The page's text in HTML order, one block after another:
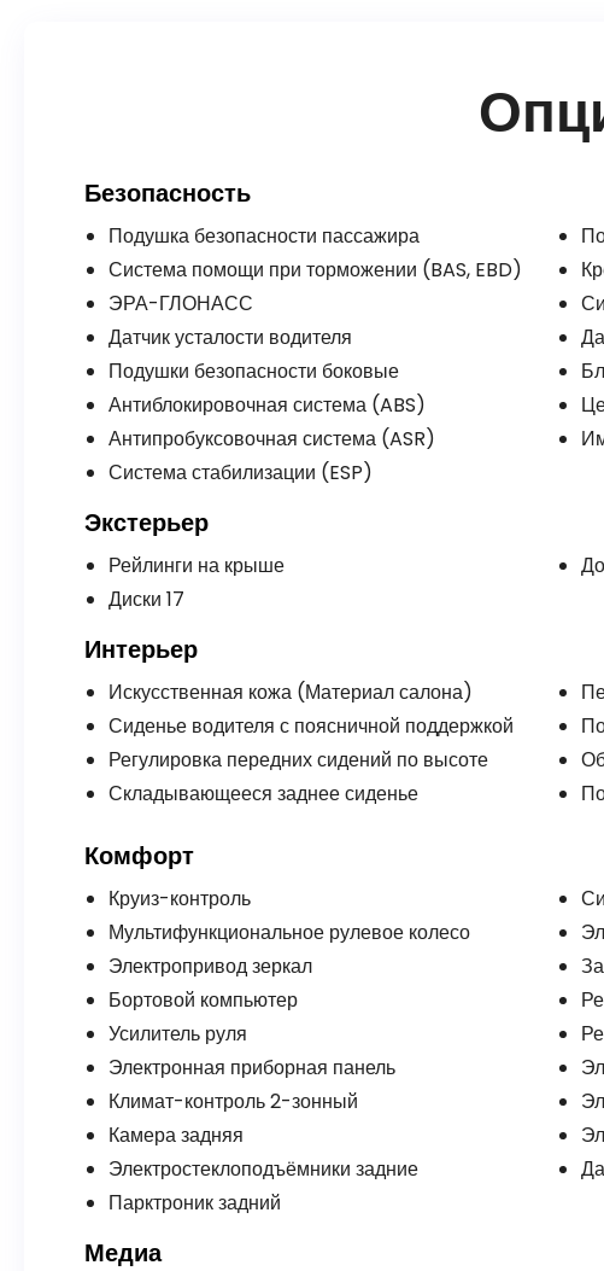
Безопасность
Подушка безопасности пассажира
Система помощи при торможении (BAS, EBD)
ЭРА-ГЛОНАСС
Датчик усталости водителя
Подушки безопасности боковые
Антиблокировочная система (ABS)
Антипробуксовочная система (ASR)
Система стабилизации (ESP)
Экстерьер
Рейлинги на крыше
Диски 17
Интерьер
Искусственная кожа (Материал салона)
Сиденье водителя с поясничной поддержкой
Регулировка передних сидений по высоте
Складывающееся заднее сиденье
Комфорт
Круиз-контроль
Мультифункциональное рулевое колесо
Электропривод зеркал
Бортовой компьютер
Усилитель руля
Электронная приборная панель
Климат-контроль 2-зонный
Камера задняя
Электростеклоподъёмники задние
Парктроник задний
Медиа